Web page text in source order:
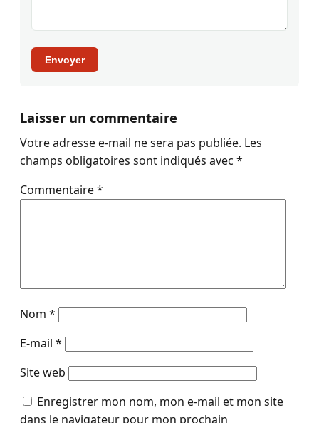
Envoyer
Laisser un commentaire
Votre adresse e-mail ne sera pas publiée. Les
champs obligatoires sont indiqués avec *
Commentaire*
Nom *
E-mail *
Site web
Enregistrer mon nom, mon e-mail et mon site
dans le navigateur pour mon prochain